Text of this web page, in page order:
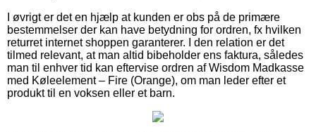
I øvrigt er det en hjælp at kunden er obs på de primære
bestemmelser der kan have betydning for ordren, fx hvilken
returret internet shoppen garanterer. I den relation er det
tilmed relevant, at man altid bibeholder ens faktura, således
man til enhver tid kan eftervise ordren af Wisdom Madkasse
med Køleelement – Fire (Orange), om man leder efter et
produkt til en voksen eller et barn.